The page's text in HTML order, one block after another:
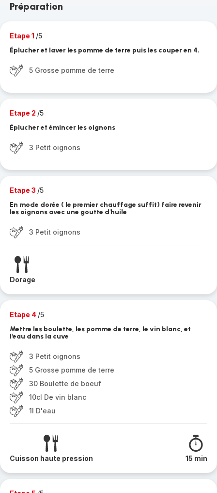
Préparation
Etape 1 /5
Éplucher et laver les pomme de terre puis les couper en 4.
5 Grosse pomme de terre
Etape 2 /5
Éplucher et émincer les oignons
3 Petit oignons
Etape 3 /5
En mode dorée ( le premier chauffage suffit) faire revenir
les oignons avec une goutte d'huile
3 Petit oignons
Dorage
Etape 4 /5
Mettre les boulette, les pomme de terre, le vin blanc, et
l'eau dans la cuve
3 Petit oignons
5 Grosse pomme de terre
30 Boulette de boeuf
10cl De vin blanc
1l D'eau
Cuisson haute pression 15 min